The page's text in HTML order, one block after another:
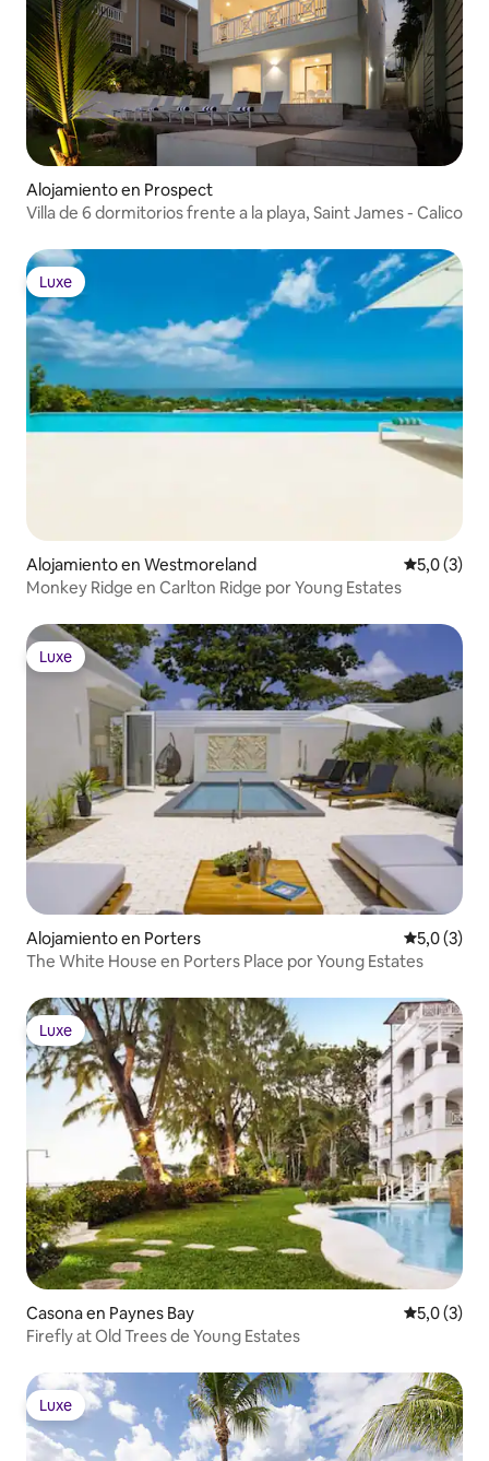
Alojamiento en Prospect
Villa de 6 dormitorios frente a la playa, Saint James - Calico
Luxe
Luxe
Alojamiento en Westmoreland
5,0 (3)
Monkey Ridge en Carlton Ridge por Young Estates
Luxe
Luxe
Alojamiento en Porters
5,0 (3)
The White House en Porters Place por Young Estates
Luxe
Luxe
Casona en Paynes Bay
5,0 (3)
Firefly at Old Trees de Young Estates
Luxe
Luxe